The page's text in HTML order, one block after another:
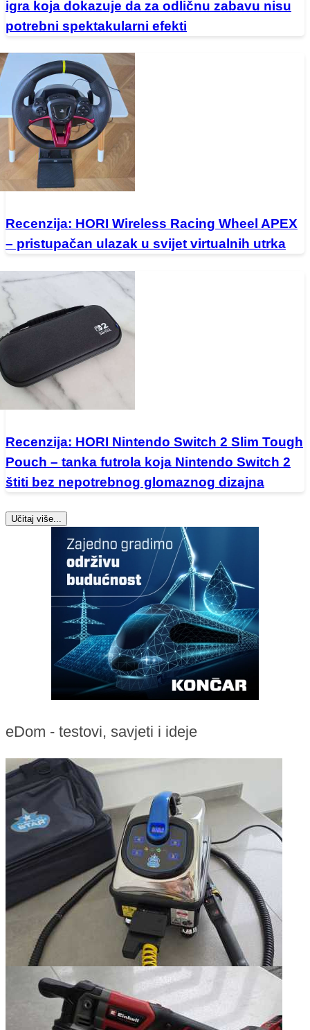
igra koja dokazuje da za odličnu zabavu nisu
potrebni spektakularni efekti
Recenzija: HORI Wireless Racing Wheel APEX
– pristupačan ulazak u svijet virtualnih utrka
Recenzija: HORI Nintendo Switch 2 Slim Tough
Pouch – tanka futrola koja Nintendo Switch 2
štiti bez nepotrebnog glomaznog dizajna
Učitaj više...
eDom - testovi, savjeti i ideje